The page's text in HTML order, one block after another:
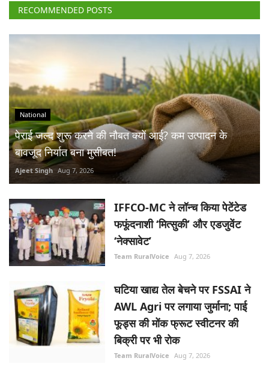
RECOMMENDED POSTS
National
पेराई जल्द शुरू करने की नौबत क्यों आई? कम उत्पादन के
बावजूद निर्यात बना मुसीबत!
Ajeet Singh Aug 7, 2026
IFFCO-MC ने लॉन्च किया पेटेंटेड
फफूंदनाशी ‘मित्सुकी’ और एडजुवेंट
‘नेक्सावेट’
Team RuralVoice Aug 7, 2026
घटिया खाद्य तेल बेचने पर FSSAI ने
AWL Agri पर लगाया जुर्माना; पाई
फूड्स की मोंक फ्रूट स्वीटनर की
बिक्री पर भी रोक
Team RuralVoice Aug 7, 2026